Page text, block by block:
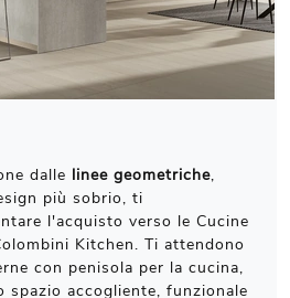
dalle linee geometriche,
più sobrio, ti
l'acquisto verso le Cucine
Kitchen. Ti attendono
con penisola per la cucina,
spazio accogliente, funzionale